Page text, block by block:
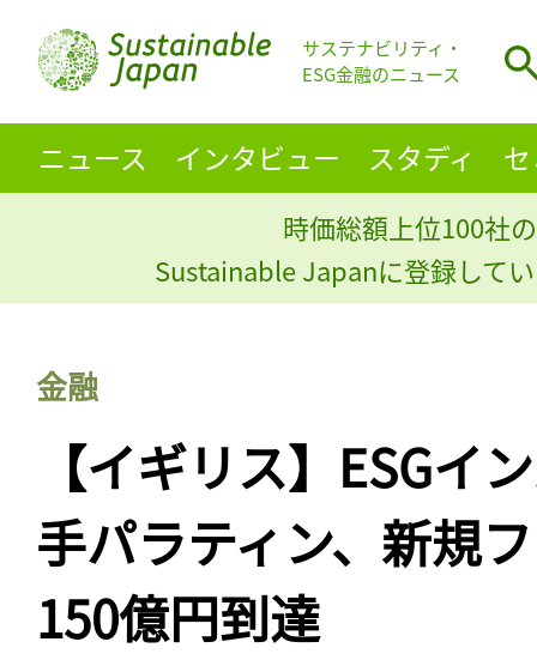
サステナビリティ・
ESG金融のニュース
ニュース インタビュー スタディ
時価総額上位100社
Sustainable Japanに登録して
金融
【イギリス】ESGイ
手パラティン、新規
150億円到達